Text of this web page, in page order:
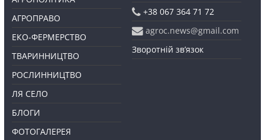
АГРОПРАВО
ЕКО-ФЕРМЕРСТВО
ТВАРИННИЦТВО
РОСЛИННИЦТВО
ЛЯ СЕЛО
БЛОГИ
ФОТОГАЛЕРЕЯ
+38 067 364 71 72
agroc.news@gmail.com
Зворотній зв’язок